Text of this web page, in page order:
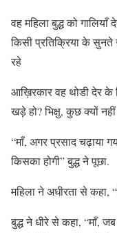
वह महिला बुद्ध को गालियाँ
किसी प्रतिक्रिया के
रहे
आख़िरकार वह थोडी देर के
खड़े हो? भिक्षु, कुछ क्यों
“माँ, अगर प्रसाद चढ़ाया
किसका होगी” बुद्ध ने पूछा.
महिला ने अधीरता से
बुद्ध ने धीरे से कहा, “माँ,